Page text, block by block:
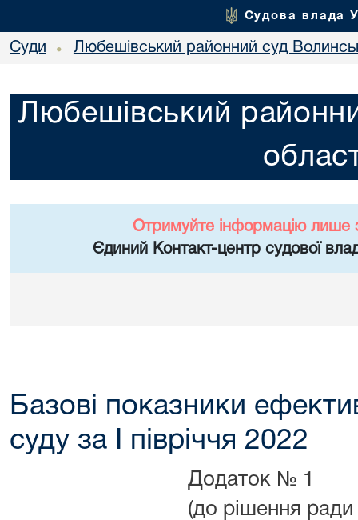
Судова влада
Суди • Любешівський районний суд
Любешівський
Отримуйте інформацію лише
Єдиний Контакт-центр судової
Базові показники
суду за І півріччя 2022
Додаток № 1
(до рішення ради